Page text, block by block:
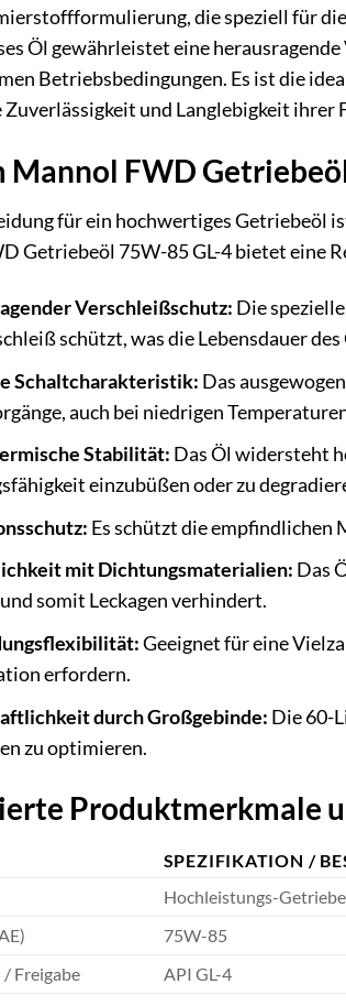
die speziell für
Öl gewährleistet eine
Betriebsbedingungen. Es ist die
Zuverlässigkeit und Langlebigkeit ihrer
Mannol FWD
für ein hochwertiges Getriebeöl
Getriebeöl 75W-85 GL-4 bietet eine
Verschleißschutz: Die
schützt, was die Lebensdauer
Schaltcharakteristik: Das
auch bei niedrigen
Stabilität: Das Öl widersteht
einzubüßen oder zu
Es schützt die
mit Dichtungsmaterialien: Das
somit Leckagen verhindert.
Geeignet für eine
erfordern.
durch Großgebinde: Die 60-
zu optimieren.
Produktmerkmale
SPEZIFIKATION /
Hochleistungs-
75W-85
Freigabe
API GL-4